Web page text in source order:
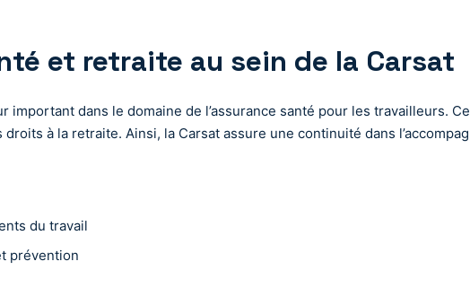
et retraite au sein de la Carsat
important dans le domaine de l’assurance santé pour les travailleurs.
à la retraite. Ainsi, la Carsat assure une continuité dans
du travail
prévention